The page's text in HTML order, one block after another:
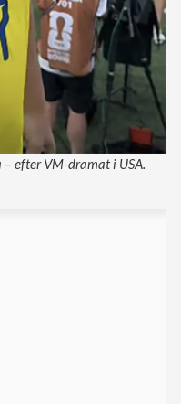
efter VM-dramat i USA.